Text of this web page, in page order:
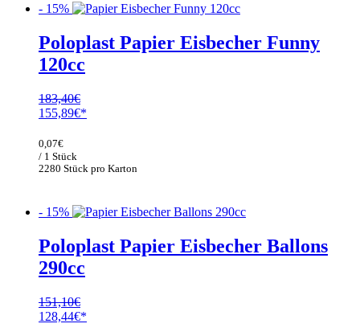
- 15%
Poloplast Papier Eisbecher Funny
120cc
183,40€
Ursprünglicher
war:
183,40€
155,89€
2280 Stück pro Karton
0,07€
/ 1 Stück
- 15%
Poloplast Papier Eisbecher Ballons
290cc
151,10€
Ursprünglicher
128,44€